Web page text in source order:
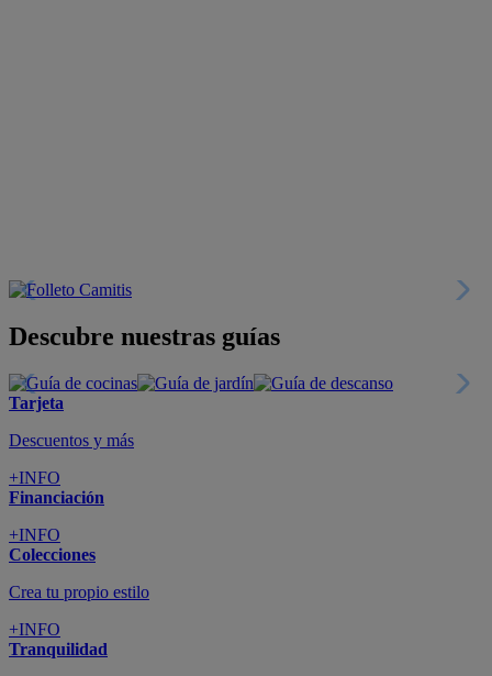
Descubre nuestras guías
Tarjeta
Descuentos y más
+INFO
Financiación
+INFO
Colecciones
Crea tu propio estilo
+INFO
Tranquilidad